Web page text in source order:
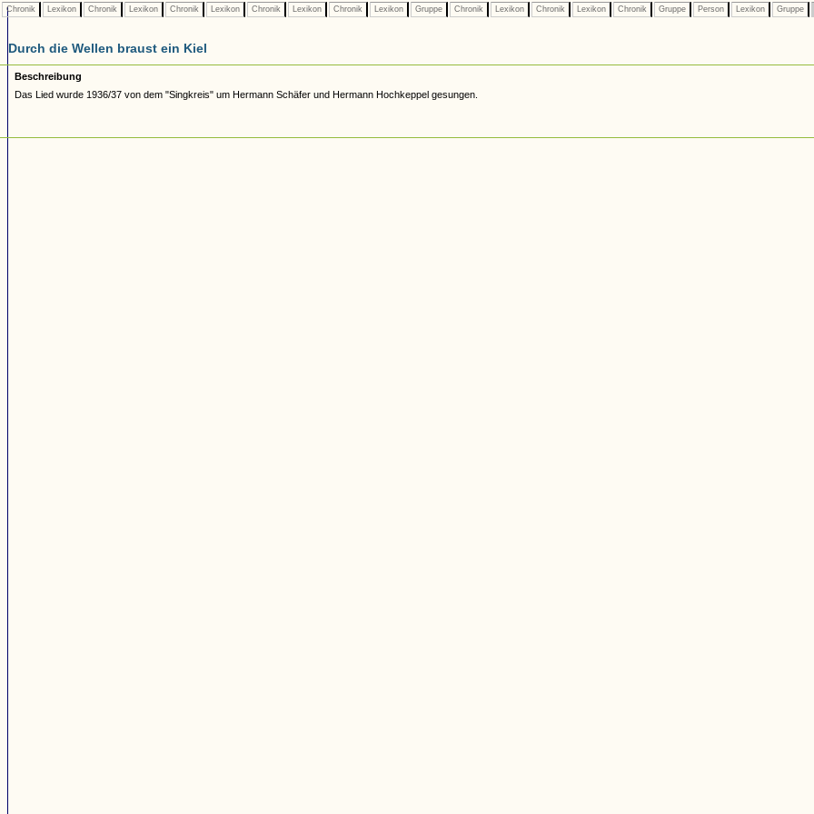
Chronik Lexikon Chronik Lexikon Chronik Lexikon Chronik Lexikon Chronik Lexikon Gruppe Chronik Lexikon Chronik Lexikon Chronik Gruppe Person Lexikon Gruppe
Durch die Wellen braust ein Kiel
Beschreibung
Das Lied wurde 1936/37 von dem "Singkreis" um Hermann Schäfer und Hermann Hochkeppel gesungen.